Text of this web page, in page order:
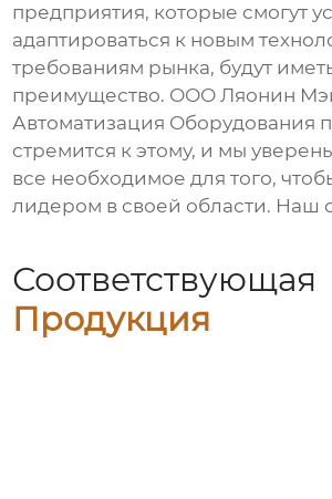
предприятия, которые смогут
адаптироваться к новым
требованиям рынка, будут
преимущество. ООО Ляонин
Автоматизация Оборудования
стремится к этому, и мы
все необходимое для того,
лидером в своей области. Наш
Соответствующая
Продукция